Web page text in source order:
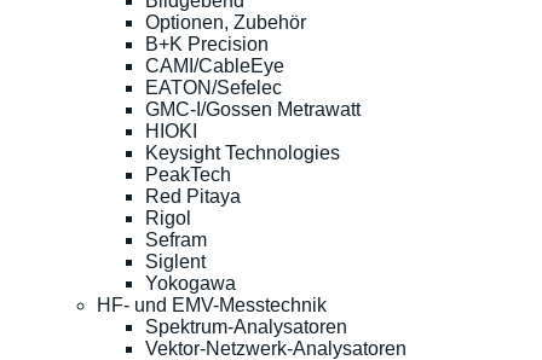
Optionen, Zubehör
B+K Precision
CAMI/CableEye
EATON/Sefelec
GMC-I/Gossen Metrawatt
HIOKI
Keysight Technologies
PeakTech
Red Pitaya
Rigol
Sefram
Siglent
Yokogawa
HF- und EMV-Messtechnik
Spektrum-Analysatoren
Vektor-Netzwerk-Analysatoren